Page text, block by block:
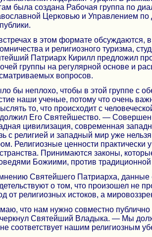
была создана Рабочая группа по
Церковью и Управлением по
в этом формате обсуждаются,
и религиозного туризма,
Патриарх Кирилл предложил
группы на регулярной основе и
вопросов.
бы неплохо, чтобы в этой группе с
наши ученые, потому что очень
то, что происходит с
Его Святейшество. —
цивилизация, современная
с религией и западный мир уже
Религиозные ценности практически
Принимаются законы,
Божиими, против
Святейшего Патриарха, данные
о том, что произошел не
от религиозных истоков, а
что нам нужно совместно
Святейший Владыка. — Мы
не соответствует нашим религиозным